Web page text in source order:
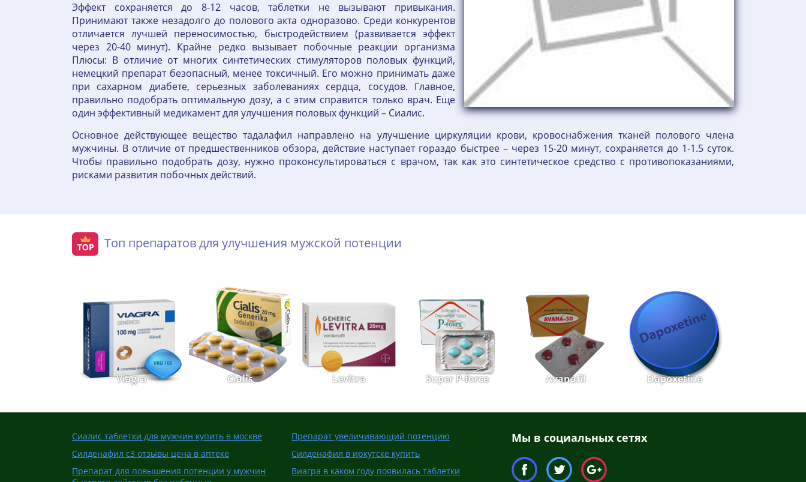
Эффект сохраняется до 8-12 часов, таблетки не вызывают привыкания.
Принимают также незадолго до полового акта одноразово. Среди конкурентов
отличается лучшей переносимостью, быстродействием (развивается эффект
через 20-40 минут). Крайне редко вызывает побочные реакции организма
Плюсы: В отличие от многих синтетических стимуляторов половых функций,
немецкий препарат безопасный, менее токсичный. Его можно принимать даже
при сахарном диабете, серьезных заболеваниях сердца, сосудов. Главное,
правильно подобрать оптимальную дозу, а с этим справится только врач. Еще
один эффективный медикамент для улучшения половых функций – Сиалис.
Основное действующее вещество тадалафил направлено на улучшение циркуляции крови, кровоснабжения тканей полового члена
мужчины. В отличие от предшественников обзора, действие наступает гораздо быстрее – через 15-20 минут, сохраняется до 1-1.5 суток.
Чтобы правильно подобрать дозу, нужно проконсультироваться с врачом, так как это синтетическое средство с противопоказаниями,
рисками развития побочных действий.
Топ препаратов для улучшения мужской потенции
Viagra Cialis Levitra Super P-force Avanafil Dapoxetine
Сиалис таблетки для мужчин купить в москве
Силденафил с3 отзывы цена в аптеке
Препарат для повышения потенции у мужчин
Препарат увеличивающий потенцию
Силденафил в иркутске купить
Виагра в каком году появилась таблетки
Мы в социальных сетях